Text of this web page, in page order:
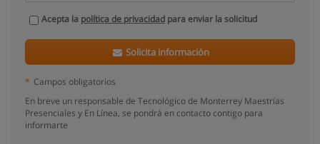
Acepta la política de privacidad para enviar la solicitud
Solicita información
* Campos obligatorios
En breve un responsable de Tecnológico de Monterrey Maestrías
Presenciales y En Línea, se pondrá en contacto contigo para
informarte